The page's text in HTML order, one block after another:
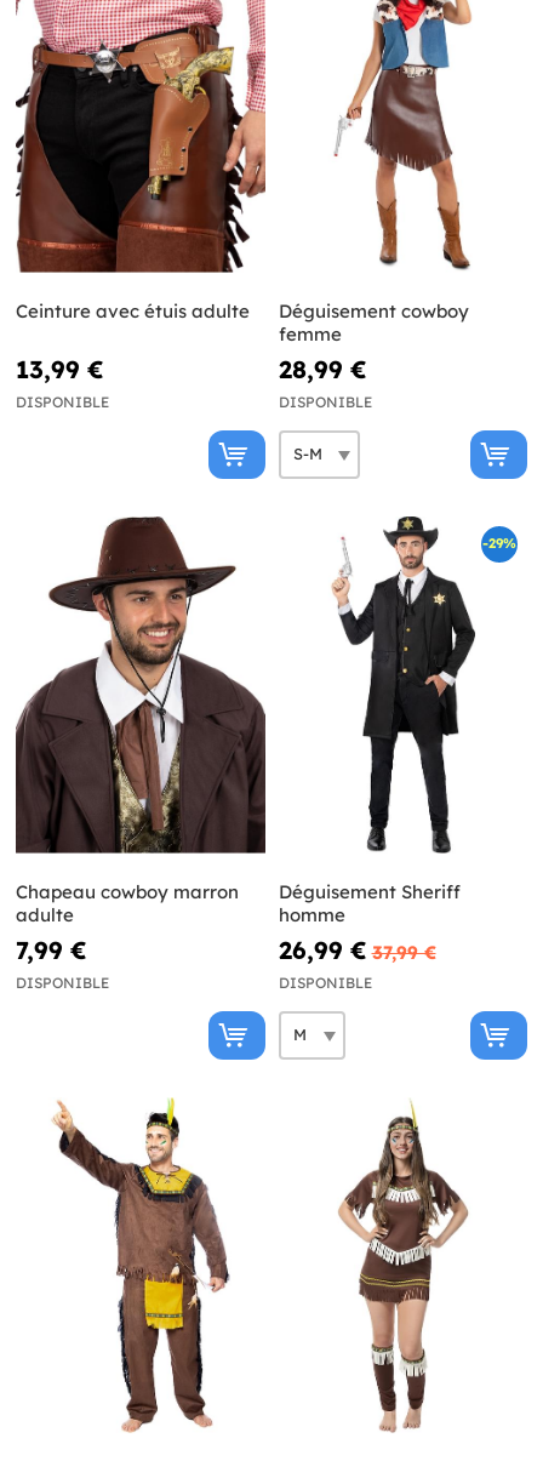
Ceinture avec étuis adulte
13,99 €
DISPONIBLE
Déguisement cowboy
femme
28,99 €
DISPONIBLE
Chapeau cowboy marron
adulte
7,99 €
DISPONIBLE
-29%
Déguisement Sheriff
homme
26,99 € 37,99 €
DISPONIBLE